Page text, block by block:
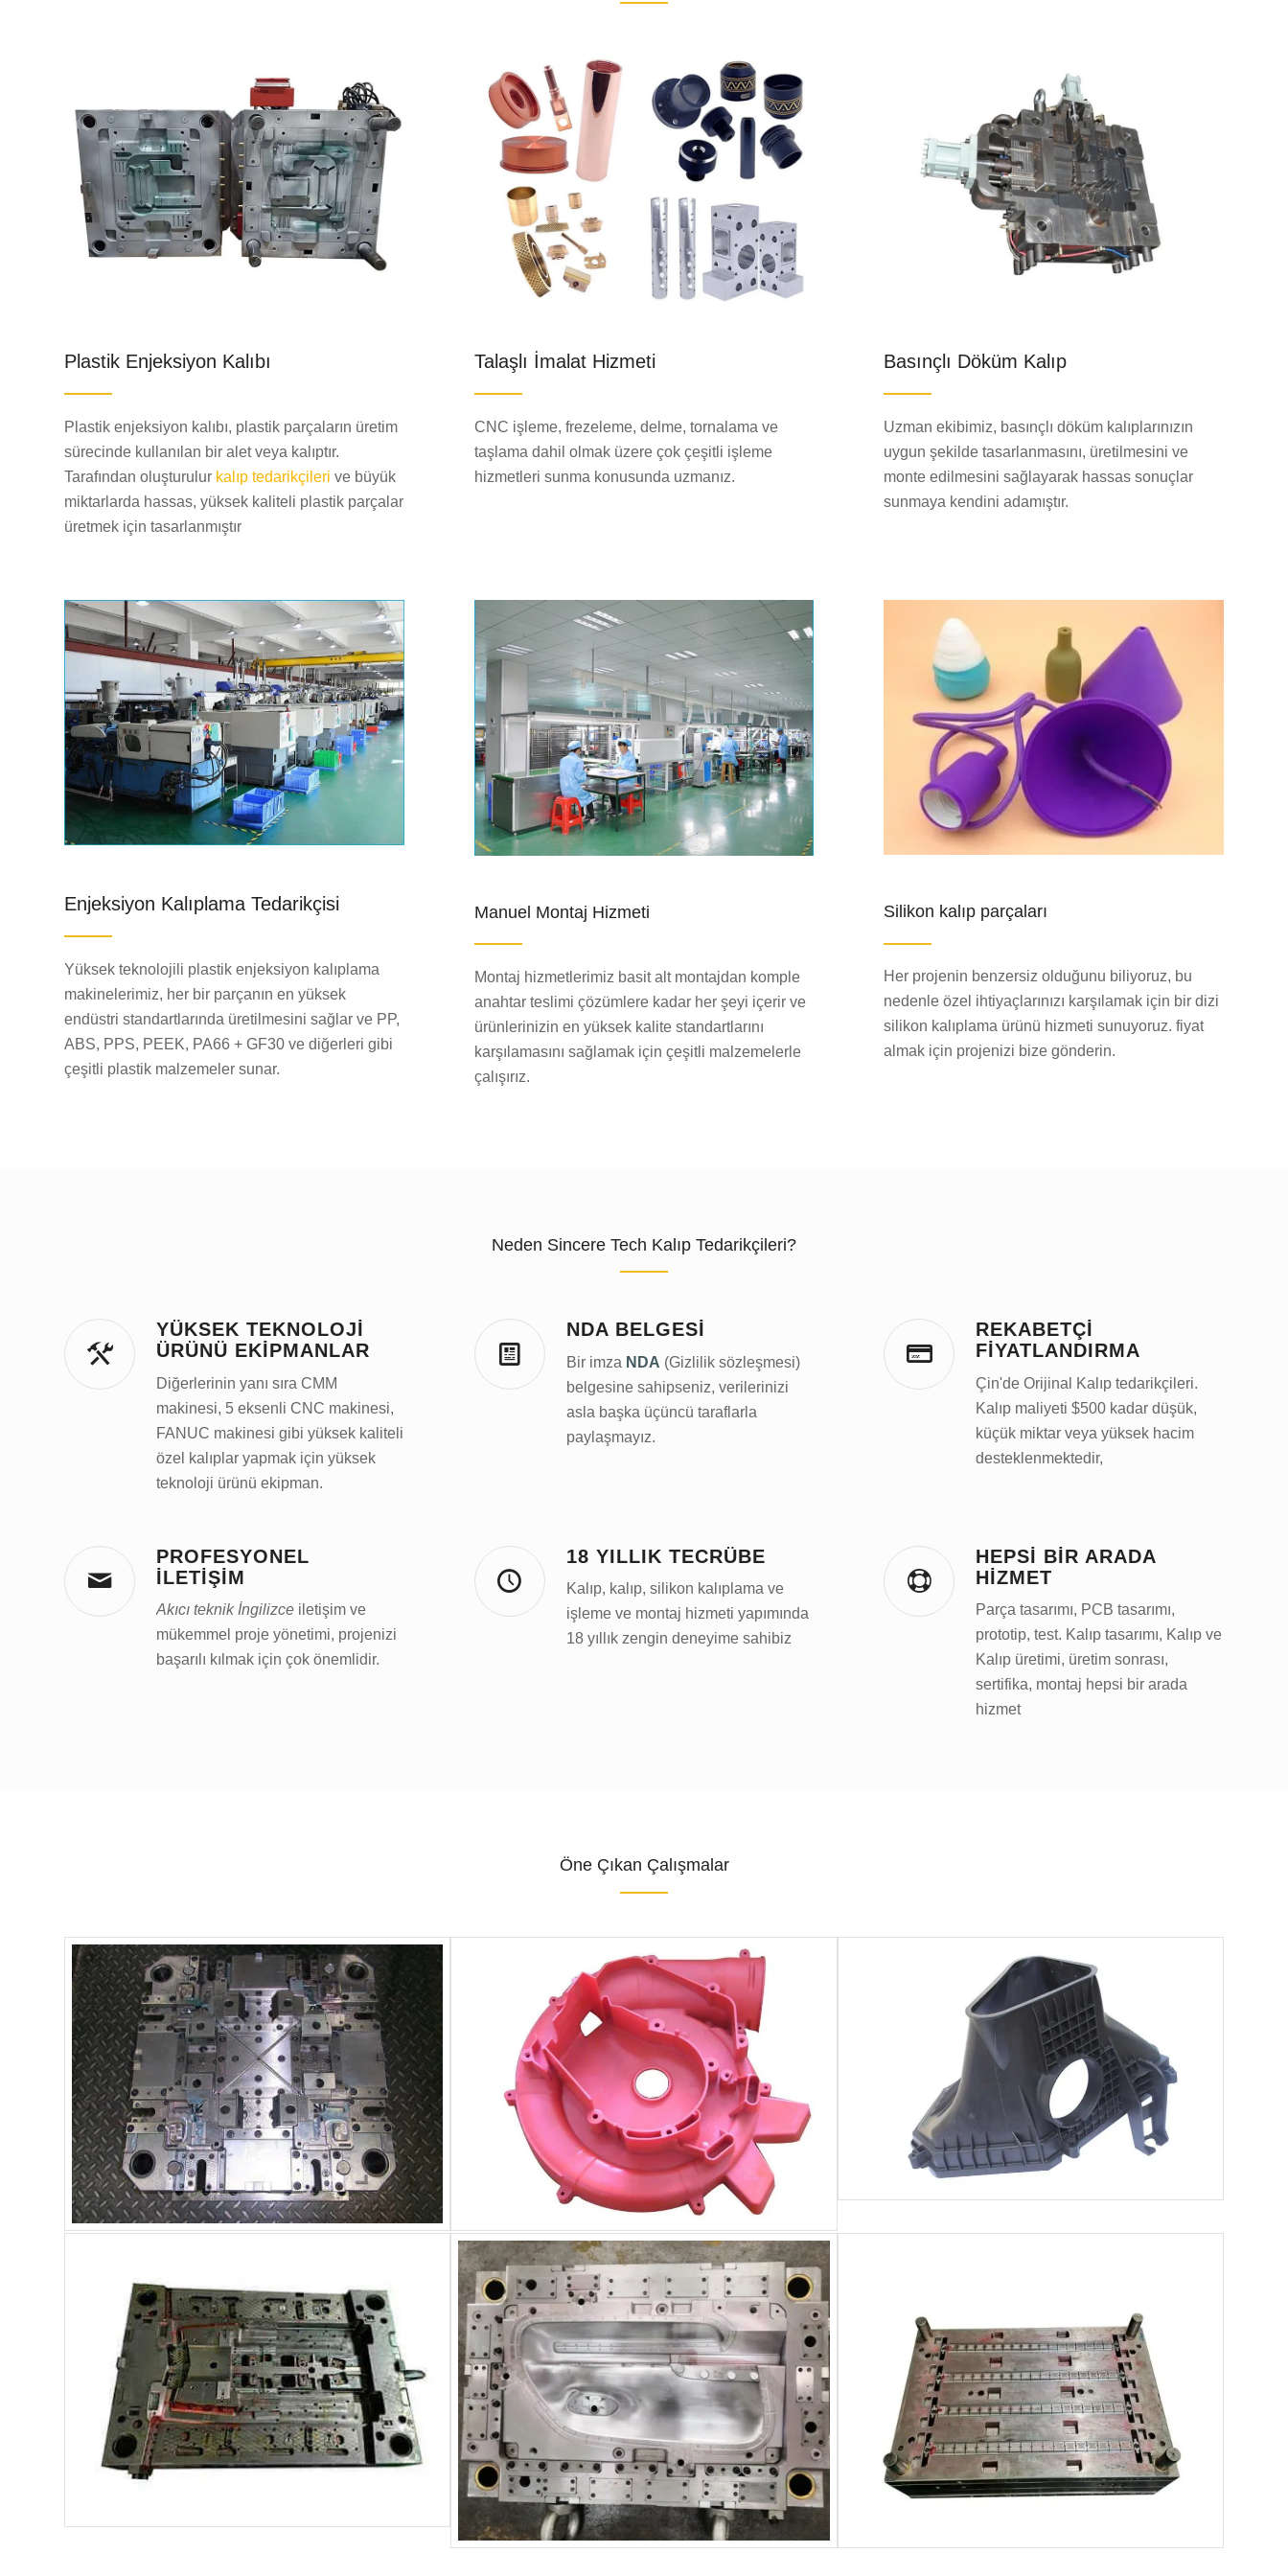
Plastik Enjeksiyon Kalıbı
Plastik enjeksiyon kalıbı, plastik parçaların üretim
sürecinde kullanılan bir alet veya kalıptır.
Tarafından oluşturulur kalıp tedarikçileri ve büyük
miktarlarda hassas, yüksek kaliteli plastik parçalar
üretmek için tasarlanmıştır
Talaşlı İmalat Hizmeti
CNC işleme, frezeleme, delme, tornalama ve
taşlama dahil olmak üzere çok çeşitli işleme
hizmetleri sunma konusunda uzmanız.
Basınçlı Döküm Kalıp
Uzman ekibimiz, basınçlı döküm kalıplarınızın
uygun şekilde tasarlanmasını, üretilmesini ve
monte edilmesini sağlayarak hassas sonuçlar
sunmaya kendini adamıştır.
Enjeksiyon Kalıplama Tedarikçisi
Yüksek teknolojili plastik enjeksiyon kalıplama
makinelerimiz, her bir parçanın en yüksek
endüstri standartlarında üretilmesini sağlar ve PP,
ABS, PPS, PEEK, PA66 + GF30 ve diğerleri gibi
çeşitli plastik malzemeler sunar.
Manuel Montaj Hizmeti
Montaj hizmetlerimiz basit alt montajdan komple
anahtar teslimi çözümlere kadar her şeyi içerir ve
ürünlerinizin en yüksek kalite standartlarını
karşılamasını sağlamak için çeşitli malzemelerle
çalışırız.
Silikon kalıp parçaları
Her projenin benzersiz olduğunu biliyoruz, bu
nedenle özel ihtiyaçlarınızı karşılamak için bir dizi
silikon kalıplama ürünü hizmeti sunuyoruz. fiyat
almak için projenizi bize gönderin.
Neden Sincere Tech Kalıp Tedarikçileri?
YÜKSEK TEKNOLOJI
ÜRÜNÜ EKIPMANLAR
Diğerlerinin yanı sıra CMM
makinesi, 5 eksenli CNC makinesi,
FANUC makinesi gibi yüksek kaliteli
özel kalıplar yapmak için yüksek
teknoloji ürünü ekipman.
NDA BELGESI
Bir imza NDA (Gizlilik sözleşmesi)
belgesine sahipseniz, verilerinizi
asla başka üçüncü taraflarla
paylaşmayız.
REKABETÇI
FIYATLANDIRMA
Çin'de Orijinal Kalıp tedarikçileri.
Kalıp maliyeti $500 kadar düşük,
küçük miktar veya yüksek hacim
desteklenmektedir,
PROFESYONEL
İLETIŞIM
Akıcı teknik İngilizce iletişim ve
mükemmel proje yönetimi, projenizi
başarılı kılmak için çok önemlidir.
18 YILLIK TECRÜBE
Kalıp, kalıp, silikon kalıplama ve
işleme ve montaj hizmeti yapımında
18 yıllık zengin deneyime sahibiz
HEPSI BIR ARADA
HIZMET
Parça tasarımı, PCB tasarımı,
prototip, test. Kalıp tasarımı, Kalıp ve
Kalıp üretimi, üretim sonrası,
sertifika, montaj hepsi bir arada
hizmet
Öne Çıkan Çalışmalar